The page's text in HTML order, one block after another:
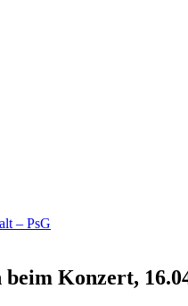
– PsG
Konzert,